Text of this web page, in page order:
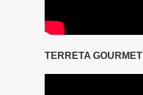
TERRETA GOURMET